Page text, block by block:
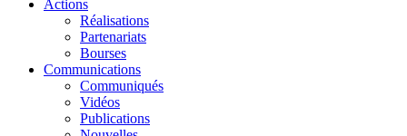
Actions
Réalisations
Partenariats
Bourses
Communications
Communiqués
Vidéos
Publications